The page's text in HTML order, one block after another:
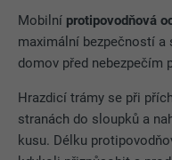
Mobilní protipovodňová
maximální bezpečností a
domov před nebezpečím
Hrazdicí trámy se při
stranách do sloupků a
kusu. Délku